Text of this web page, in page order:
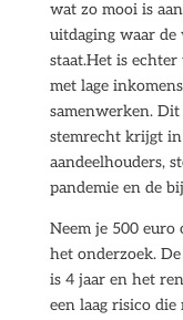
wat zo mooi is
uitdaging waar
staat.Het is
met lage
samenwerken.
stemrecht krijgt in
aandeelhouders,
pandemie en de
Neem je 500
het onderzoek.
is 4 jaar en het
een laag risico die